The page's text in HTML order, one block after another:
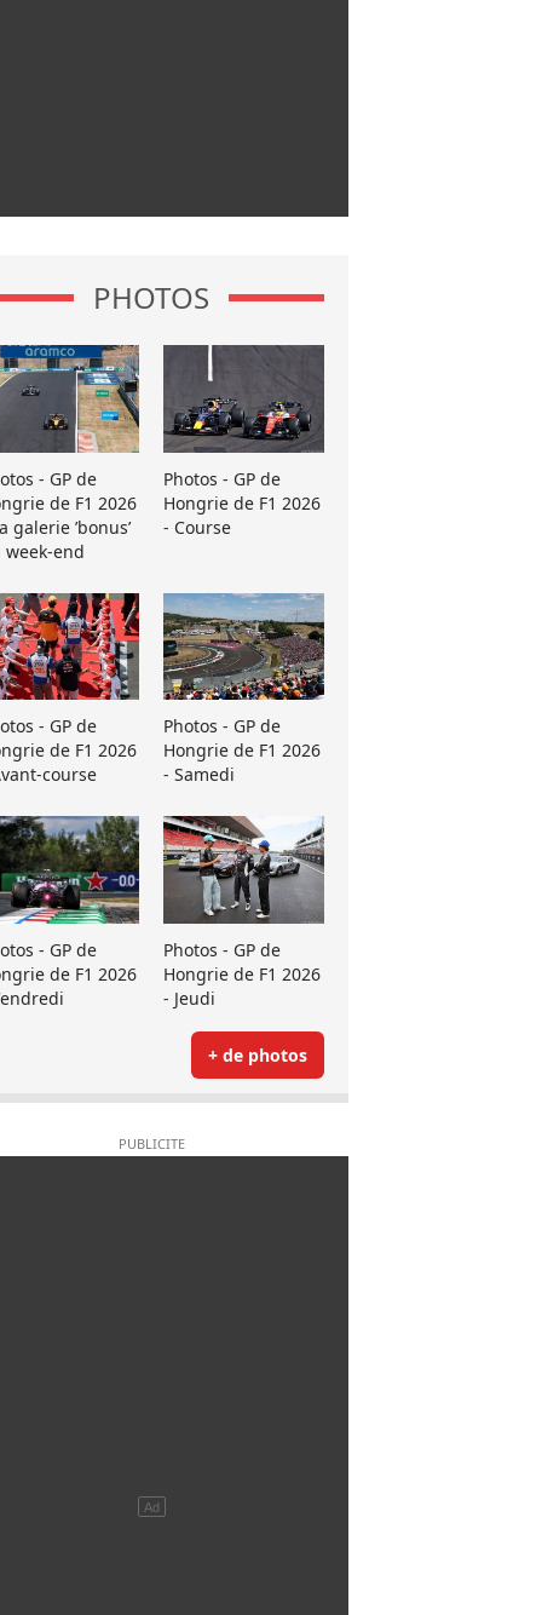
PHOTOS
- GP de
de F1 2026
galerie ’bonus’
week-end
Photos - GP de
Hongrie de F1 2026
- Course
- GP de
de F1 2026
course
Photos - GP de
Hongrie de F1 2026
- Samedi
- GP de
de F1 2026
Photos - GP de
Hongrie de F1 2026
- Jeudi
+ de photos